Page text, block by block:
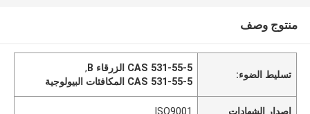
منتوج وصف
تسليط الضوء:
CAS 531-55-5 الزرقاء B
,
CAS 531-55-5 المكافئات البيولوجية
إصدار الشهادات ISO9001